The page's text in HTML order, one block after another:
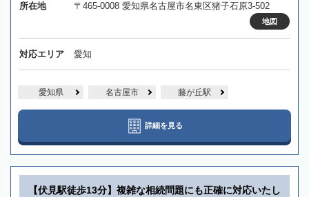
所在地 〒465-0008 愛知県名古屋市名東区猪子石原3-502
地図
対応エリア 愛知
愛知県 名古屋市 藤が丘駅
詳細を見る
【伏見駅徒歩13分】複雑な相続問題にも正確に対応いたし